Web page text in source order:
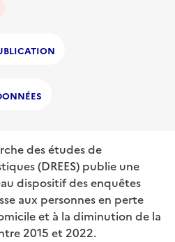
des études de
(DREES) publie une
dispositif des enquêtes
aux personnes en perte
et à la diminution de la
2015 et 2022.